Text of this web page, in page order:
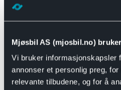
Mjøsbil AS (mjosbil.no)
Vi bruker informasjonskapsler
annonser et personlig preg,
relevante tilbudene, og for å
Motor og
Se alle Universal
Bremsedeler
Se alle
Drivline og motor
Se alle